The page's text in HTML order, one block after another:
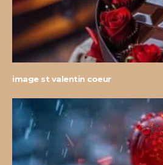
image st valentin coeur